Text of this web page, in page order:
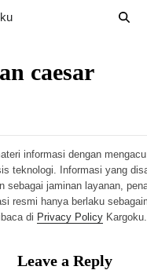
caesar
informasi dengan
teknologi. Informasi yang
sebagai jaminan layanan,
resmi hanya berlaku
di Privacy Policy
Leave a Reply